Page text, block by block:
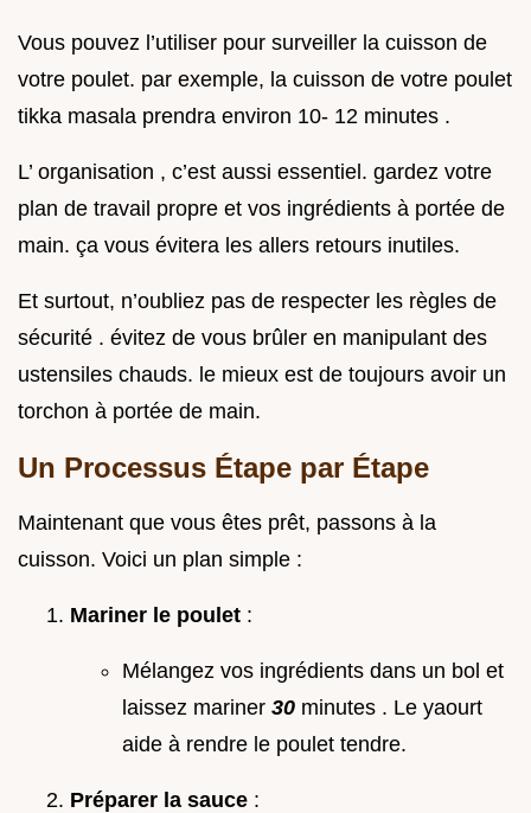
Vous pouvez l’utiliser pour surveiller la cuisson de
votre poulet. par exemple, la cuisson de votre poulet
tikka masala prendra environ 10- 12 minutes .
L’ organisation , c’est aussi essentiel. gardez votre
plan de travail propre et vos ingrédients à portée de
main. ça vous évitera les allers retours inutiles.
Et surtout, n’oubliez pas de respecter les règles de
sécurité . évitez de vous brûler en manipulant des
ustensiles chauds. le mieux est de toujours avoir un
torchon à portée de main.
Un Processus Étape par Étape
Maintenant que vous êtes prêt, passons à la
cuisson. Voici un plan simple :
Mariner le poulet :
Mélangez vos ingrédients dans un bol et
laissez mariner 30 minutes . Le yaourt
aide à rendre le poulet tendre.
Préparer la sauce :